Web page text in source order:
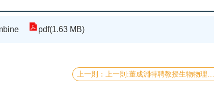
pdf(1.63 MB)
上一則:董成淵特聘教授生物物理與生醫光電實驗室研究結果榮登 2018年9月 Journal of Biophotonics 期刊封面